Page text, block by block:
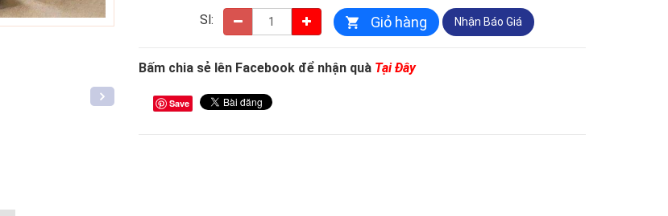
Sl: Giỏ hàng Nhận Báo Giá
Bấm chia sẻ lên Facebook để nhận quà Tại Đây
Save